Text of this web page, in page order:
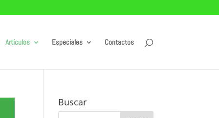
Artículos Especiales Contactos
Buscar